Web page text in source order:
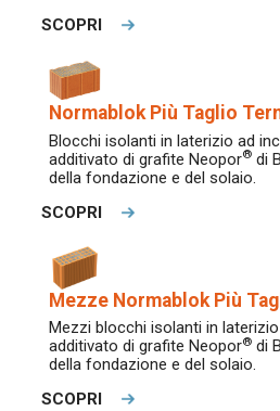
SCOPRI
Normablok Più Taglio
Blocchi isolanti in laterizio ad
additivato di grafite Neopor® di
della fondazione e del solaio.
SCOPRI
Mezze Normablok Più
Mezzi blocchi isolanti in
additivato di grafite Neopor® di
della fondazione e del solaio.
SCOPRI